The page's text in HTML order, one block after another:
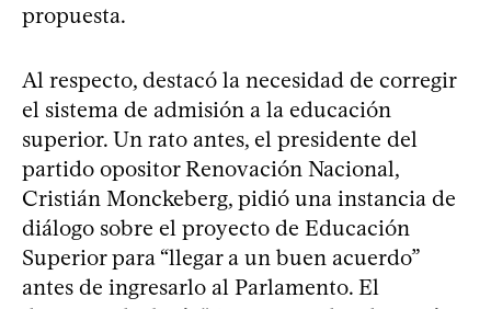
propuesta.
Al respecto, destacó la necesidad de corregir
el sistema de admisión a la educación
superior. Un rato antes, el presidente del
partido opositor Renovación Nacional,
Cristián Monckeberg, pidió una instancia de
diálogo sobre el proyecto de Educación
Superior para “llegar a un buen acuerdo”
antes de ingresarlo al Parlamento. El